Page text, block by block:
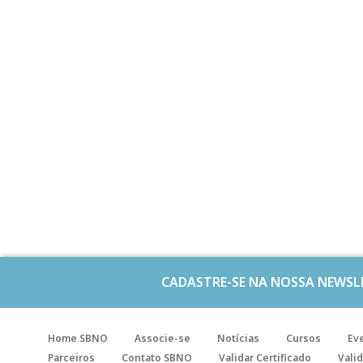
CADASTRE-SE NA NOSSA
Home SBNO Associe-se Notícias Cursos
Parceiros
Contato SBNO Validar Certificado